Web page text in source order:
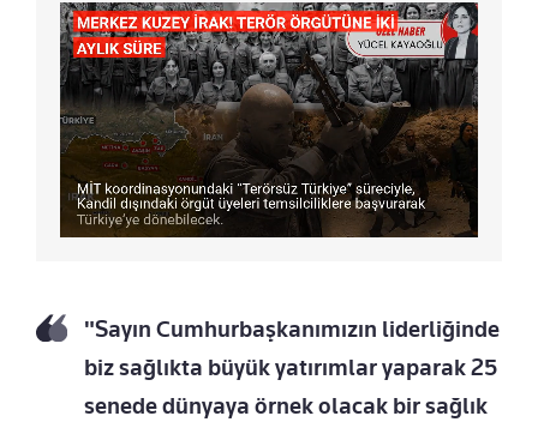
"Sayın Cumhurbaşkanımızın liderliğinde
biz sağlıkta büyük yatırımlar yaparak 25
senede dünyaya örnek olacak bir sağlık